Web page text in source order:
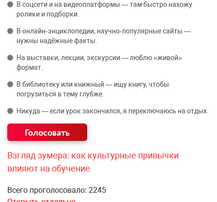
В соцсети и на видеоплатформы — там быстро нахожу
ролики и подборки.
В онлайн‑энциклопедии, научно‑популярные сайты —
нужны надёжные факты.
На выставки, лекции, экскурсии — люблю «живой»
формат.
В библиотеку или книжный — ищу книгу, чтобы
погрузиться в тему глубже.
Никуда — если урок закончился, я переключаюсь на отдых.
Взгляд зумера: как культурные привычки
влияют на обучение
Всего проголосовало: 2245